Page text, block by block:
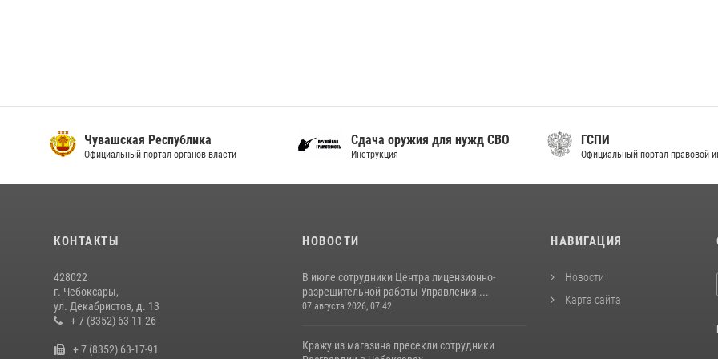
Чувашская Республика
Официальный портал органов власти
Сдача оружия для нужд СВО
Инструкция
ГСПИ
Официальный портал правовой
КОНТАКТЫ
428022
г. Чебоксары,
ул. Декабристов, д. 13
+ 7 (8352) 63-11-26
+ 7 (8352) 63-17-91
НОВОСТИ
В июле сотрудники Центра лицензионно-
разрешительной работы Управления ...
07 августа 2026, 07:42
Кражу из магазина пресекли сотрудники
НАВИГАЦИЯ
Новости
Карта сайта